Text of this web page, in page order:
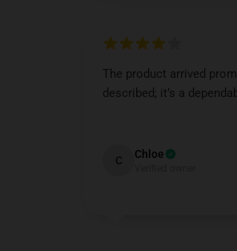
The product arrived
described; it’s a
C Chloe